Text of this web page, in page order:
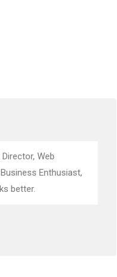
Web
Enthusiast,
better.